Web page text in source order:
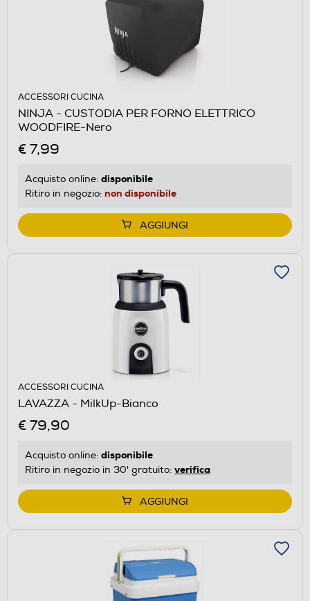
ACCESSORI CUCINA
NINJA - CUSTODIA PER FORNO ELETTRICO
WOODFIRE-Nero
€ 7,99
Acquisto online: disponibile
Ritiro in negozio: non disponibile
AGGIUNGI
ACCESSORI CUCINA
LAVAZZA - MilkUp-Bianco
€ 79,90
Acquisto online: disponibile
Ritiro in negozio in 30' gratuito: verifica
AGGIUNGI